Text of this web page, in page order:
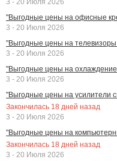
"Выгодные цены на офисные
3 - 20 Июля 2026
"Выгодные цены на телевизоры
3 - 20 Июля 2026
"Выгодные цены на
3 - 20 Июля 2026
"Выгодные цены на усилители
Закончилась 18 дней назад
3 - 20 Июля 2026
"Выгодные цены на
Закончилась 18 дней назад
3 - 20 Июля 2026